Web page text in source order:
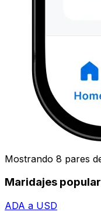
Mostrando 8 pares
Maridajes
ADA a USD